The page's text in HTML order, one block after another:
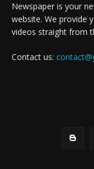
Newspaper is your
website. We provide
videos straight from
Contact us: